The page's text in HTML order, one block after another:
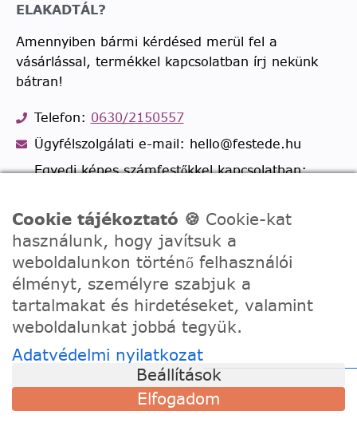
ELAKADTÁL?
Amennyiben bármi kérdésed merül fel a
vásárlással, termékkel kapcsolatban írj nekünk
bátran!
Telefon: 0630/2150557
Ügyfélszolgálati e-mail: hello@festede.hu
Egyedi képes számfestőkkel kapcsolatban:
Facebook Messenger
Csatlakozz 19.000 fősFacebook csoportunkhoz!
Cookie tájékoztató 🍪 Cookie-kat
használunk, hogy javítsuk a
weboldalunkon történő felhasználói
élményt, személyre szabjuk a
tartalmakat és hirdetéseket, valamint
weboldalunkat jobbá tegyük.
Adatvédelmi nyilatkozat
Beállítások
Elfogadom